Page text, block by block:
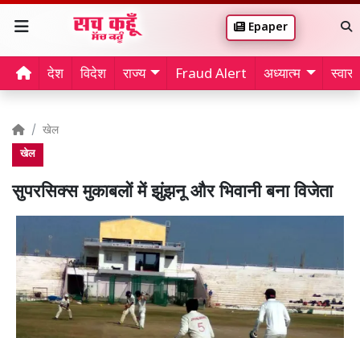
Epaper
देश विदेश राज्य Fraud Alert अध्यात्म
खेल
खेल
सुपरसिक्स मुकाबलों में झुंझनू और भिवानी बना विजेता